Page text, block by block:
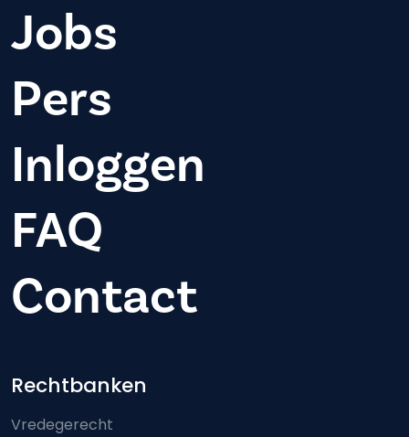
Jobs
Pers
Inloggen
FAQ
Contact
Footer-menu
Rechtbanken
Vredegerecht